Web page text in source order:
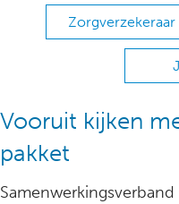
Zorgverzekeraar
Vooruit kijken
pakket